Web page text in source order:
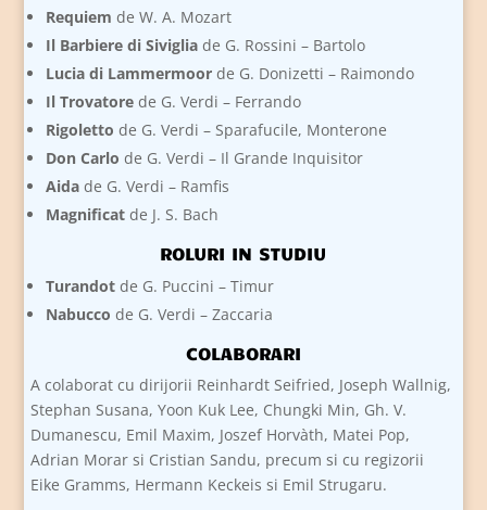
Requiem de W. A. Mozart
Il Barbiere di Siviglia de G. Rossini – Bartolo
Lucia di Lammermoor de G. Donizetti – Raimondo
Il Trovatore de G. Verdi – Ferrando
Rigoletto de G. Verdi – Sparafucile, Monterone
Don Carlo de G. Verdi – Il Grande Inquisitor
Aida de G. Verdi – Ramfis
Magnificat de J. S. Bach
ROLURI IN STUDIU
Turandot de G. Puccini – Timur
Nabucco de G. Verdi – Zaccaria
COLABORARI
A colaborat cu dirijorii Reinhardt Seifried, Joseph Wallnig,
Stephan Susana, Yoon Kuk Lee, Chungki Min, Gh. V.
Dumanescu, Emil Maxim, Joszef Horvàth, Matei Pop,
Adrian Morar si Cristian Sandu, precum si cu regizorii
Eike Gramms, Hermann Keckeis si Emil Strugaru.